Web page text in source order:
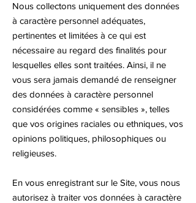
Nous collectons uniquement des données
à caractère personnel adéquates,
pertinentes et limitées à ce qui est
nécessaire au regard des finalités pour
lesquelles elles sont traitées. Ainsi, il ne
vous sera jamais demandé de renseigner
des données à caractère personnel
considérées comme « sensibles », telles
que vos origines raciales ou ethniques, vos
opinions politiques, philosophiques ou
religieuses.
En vous enregistrant sur le Site, vous nous
autorisez à traiter vos données à caractère